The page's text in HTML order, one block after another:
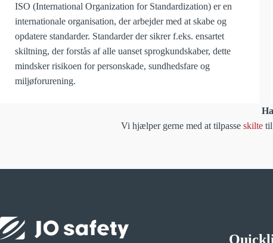
ISO (International Organization for Standardization) er en
internationale organisation, der arbejder med at skabe og
opdatere standarder. Standarder der sikrer f.eks. ensartet
skiltning, der forstås af alle uanset sprogkundskaber, dette
mindsker risikoen for personskade, sundhedsfare og
miljøforurening.
Vi hjælper gerne med at tilpasseskilte